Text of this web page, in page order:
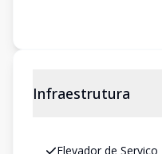
Infraestrutura
Elevador de Serviço